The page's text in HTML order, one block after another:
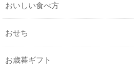
おいしい食べ方
おせち
お歳暮ギフト